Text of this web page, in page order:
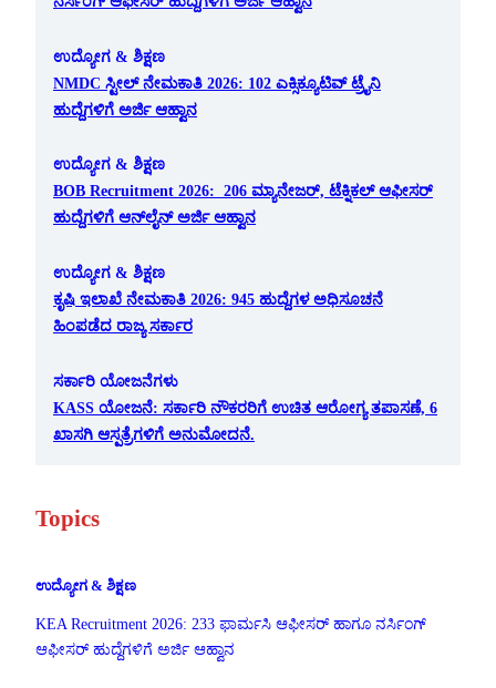
ಉದ್ಯೋಗ & ಶಿಕ್ಷಣ
NMDC ಸ್ಟೀಲ್ ನೇಮಕಾತಿ 2026: 102 ಎಕ್ಸಿಕ್ಯೂಟಿವ್ ಟ್ರೈನಿ
ಹುದ್ದೆಗಳಿಗೆ ಅರ್ಜಿ ಆಹ್ವಾನ
ಉದ್ಯೋಗ & ಶಿಕ್ಷಣ
BOB Recruitment 2026: 206 ಮ್ಯಾನೇಜರ್, ಟೆಕ್ನಿಕಲ್ ಆಫೀಸರ್
ಹುದ್ದೆಗಳಿಗೆ ಆನ್‌ಲೈನ್ ಅರ್ಜಿ ಆಹ್ವಾನ
ಉದ್ಯೋಗ & ಶಿಕ್ಷಣ
ಕೃಷಿ ಇಲಾಖೆ ನೇಮಕಾತಿ 2026: 945 ಹುದ್ದೆಗಳ ಅಧಿಸೂಚನೆ
ಹಿಂಪಡೆದ ರಾಜ್ಯ ಸರ್ಕಾರ
ಸರ್ಕಾರಿ ಯೋಜನೆಗಳು
KASS ಯೋಜನೆ: ಸರ್ಕಾರಿ ನೌಕರರಿಗೆ ಉಚಿತ ಆರೋಗ್ಯ ತಪಾಸಣೆ, 6
ಖಾಸಗಿ ಆಸ್ಪತ್ರೆಗಳಿಗೆ ಅನುಮೋದನೆ.
Topics
ಉದ್ಯೋಗ & ಶಿಕ್ಷಣ
KEA Recruitment 2026: 233 ಫಾರ್ಮಸಿ ಆಫೀಸರ್ ಹಾಗೂ ನರ್ಸಿಂಗ್
ಆಫೀಸರ್ ಹುದ್ದೆಗಳಿಗೆ ಅರ್ಜಿ ಆಹ್ವಾನ